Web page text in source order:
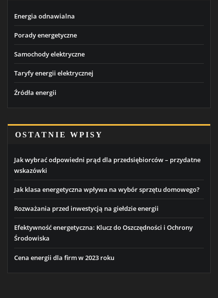
Energia odnawialna
Porady energetyczne
Samochody elektryczne
Taryfy energii elektrycznej
Źródła energii
OSTATNIE WPISY
Jak wybrać odpowiedni prąd dla przedsiębiorców – przydatne
wskazówki
Jak klasa energetyczna wpływa na wybór sprzętu domowego?
Rozważania przed inwestycją na giełdzie energii
Efektywność energetyczna: Klucz do Oszczędności i Ochrony
Środowiska
Cena energii dla firm w 2023 roku